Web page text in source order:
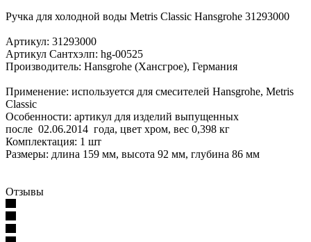
Ручка для холодной воды Metris Classic Hansgrohe 31293000
Артикул: 31293000
Артикул Сантхэлп: hg-00525
Производитель: Hansgrohe (Хансгрое), Германия
Применение: используется для смесителей Hansgrohe, Metris
Classic
Особенности: артикул для изделий выпущенных
после 02.06.2014 года, цвет хром, вес 0,398 кг
Комплектация: 1 шт
Размеры: длина 159 мм, высота 92 мм, глубина 86 мм
Отзывы